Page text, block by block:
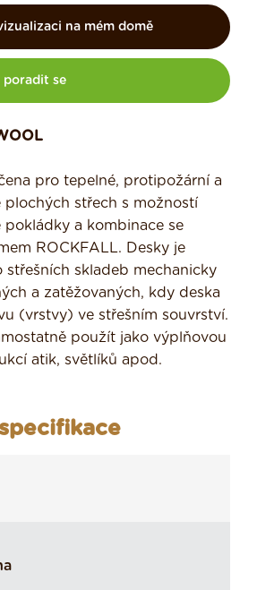
na mém domě
poradit se
pro tepelné, protipožární a
plochých střech s možností
pokládky a kombinace se
ROCKFALL. Desky je
skladeb mechanicky
a zatěžovaných, kdy deska
(vrstvy) ve střešním souvrství.
použít jako výplňovou
atik, světlíků apod.